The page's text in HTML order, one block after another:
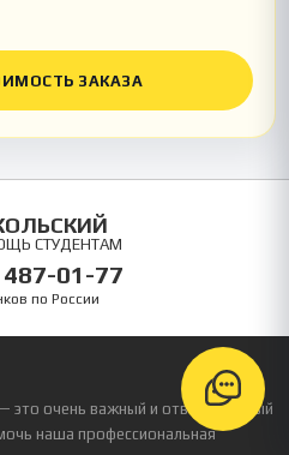
ЗАКАЗА
СТУДЕНТАМ
01-77
по России
очень важный и ответственный
наша профессиональная